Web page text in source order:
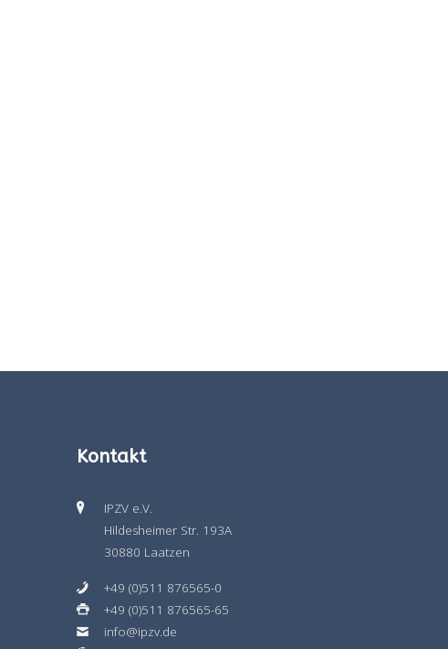
Kontakt
IPZV e.V.
Hildesheimer Str. 193A
30880 Laatzen
+49 (0)511 876565-0
+49 (0)511 876565-65
info@ipzv.de